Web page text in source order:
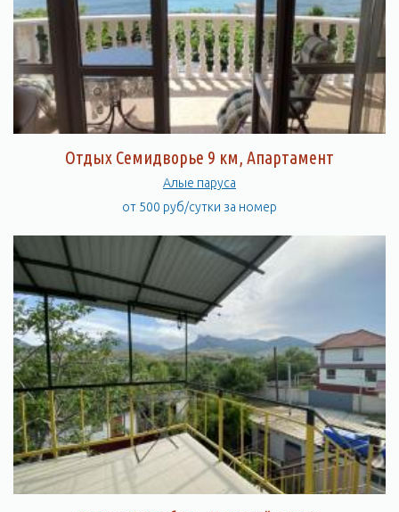
Отдых Семидворье 9 км, Апартамент
Алые паруса
от 500 руб/сутки за номер